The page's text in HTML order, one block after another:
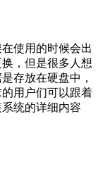
使用的时候会出
，但是很多人想
存放在硬盘中，
用户们可以跟着
统的详细内容